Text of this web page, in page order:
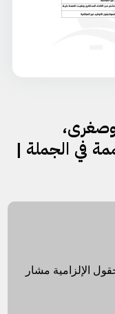
في الجملة |
الإلزامية مشار